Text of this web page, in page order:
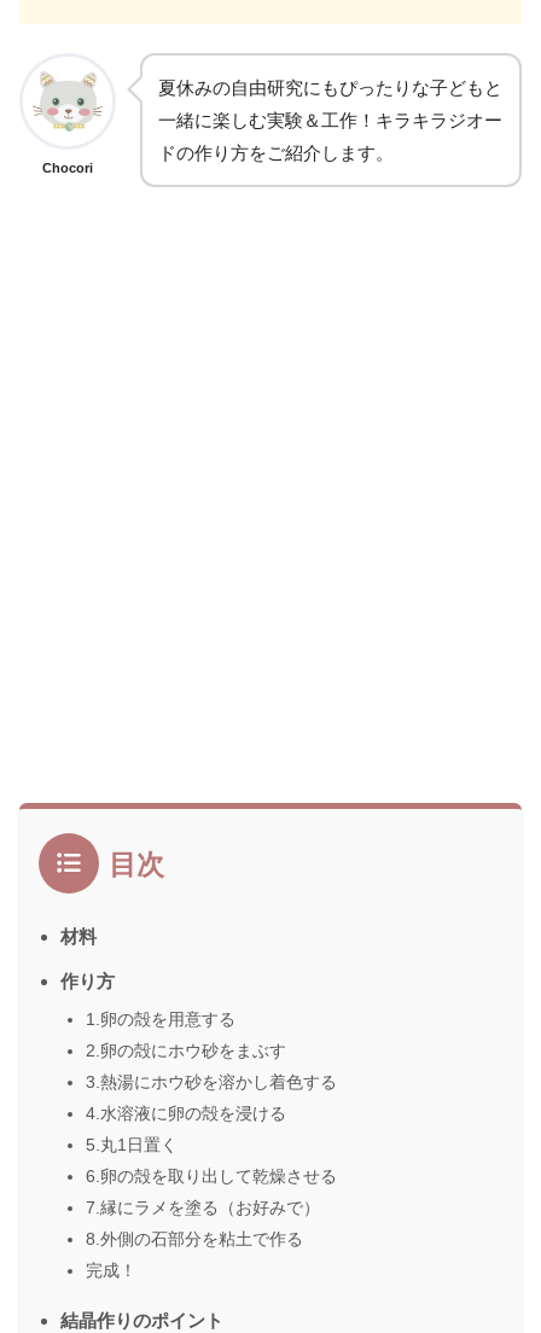
Chocori
夏休みの自由研究にもぴったりな子どもと
一緒に楽しむ実験＆工作！キラキラジオー
ドの作り方をご紹介します。
目次
材料
作り方
1.卵の殻を用意する
2.卵の殻にホウ砂をまぶす
3.熱湯にホウ砂を溶かし着色する
4.水溶液に卵の殻を浸ける
5.丸1日置く
6.卵の殻を取り出して乾燥させる
7.縁にラメを塗る（お好みで）
8.外側の石部分を粘土で作る
完成！
結晶作りのポイント